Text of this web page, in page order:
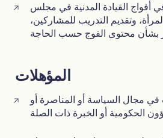
أفواج القيادة المدنية في مجلس
وتقديم التدريب للمشاركين،
المؤهلات
سنوات في مجال السياسة أو المناصرة أو